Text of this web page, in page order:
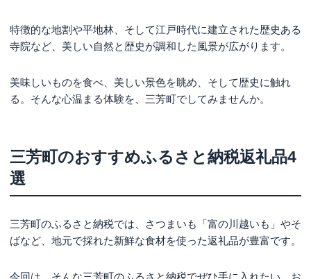
特徴的な地割や平地林、そして江戸時代に建立された歴史ある
寺院など、美しい自然と歴史が調和した風景が広がります。
美味しいものを食べ、美しい景色を眺め、そして歴史に触れ
る。そんな心温まる体験を、三芳町でしてみませんか。
三芳町のおすすめふるさと納税返礼品4
選
三芳町のふるさと納税では、さつまいも「富の川越いも」やそ
ばなど、地元で採れた新鮮な食材を使った返礼品が豊富です。
今回は、そんな三芳町のふるさと納税でぜひ手に入れたい、お